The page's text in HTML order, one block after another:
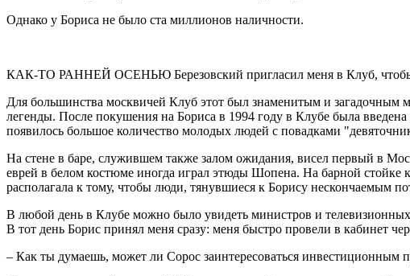
Однако у Бориса не было ста миллионов наличности.
КАК-ТО РАННЕЙ ОСЕНЬЮ Березовский пригласил меня в Клуб, чтобы
Для большинства москвичей Клуб этот был знаменитым и загадочным
легенды. После покушения на Бориса в 1994 году в Клубе была
появилось большое количество молодых людей с повадками
На стене в баре, служившем также залом ожидания, висел первый в
еврей в белом костюме иногда играл этюды Шопена. На барной стойке
располагала к тому, чтобы люди, тянувшиеся к Борису нескончаемым
В любой день в Клубе можно было увидеть министров и
В тот день Борис принял меня сразу: меня быстро провели в кабинет
– Как ты думаешь, может ли Сорос заинтересоваться инвестиционным